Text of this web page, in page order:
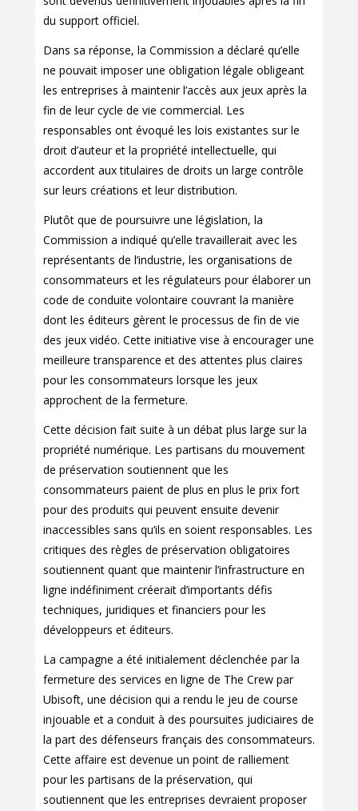
du support officiel.
Dans sa réponse, la Commission a déclaré qu’elle
ne pouvait imposer une obligation légale obligeant
les entreprises à maintenir l’accès aux jeux après la
fin de leur cycle de vie commercial. Les
responsables ont évoqué les lois existantes sur le
droit d’auteur et la propriété intellectuelle, qui
accordent aux titulaires de droits un large contrôle
sur leurs créations et leur distribution.
Plutôt que de poursuivre une législation, la
Commission a indiqué qu’elle travaillerait avec les
représentants de l’industrie, les organisations de
consommateurs et les régulateurs pour élaborer un
code de conduite volontaire couvrant la manière
dont les éditeurs gèrent le processus de fin de vie
des jeux vidéo. Cette initiative vise à encourager une
meilleure transparence et des attentes plus claires
pour les consommateurs lorsque les jeux
approchent de la fermeture.
Cette décision fait suite à un débat plus large sur la
propriété numérique. Les partisans du mouvement
de préservation soutiennent que les
consommateurs paient de plus en plus le prix fort
pour des produits qui peuvent ensuite devenir
inaccessibles sans qu’ils en soient responsables. Les
critiques des règles de préservation obligatoires
soutiennent quant que maintenir l’infrastructure en
ligne indéfiniment créerait d’importants défis
techniques, juridiques et financiers pour les
développeurs et éditeurs.
La campagne a été initialement déclenchée par la
fermeture des services en ligne de The Crew par
Ubisoft, une décision qui a rendu le jeu de course
injouable et a conduit à des poursuites judiciaires de
la part des défenseurs français des consommateurs.
Cette affaire est devenue un point de ralliement
pour les partisans de la préservation, qui
soutiennent que les entreprises devraient proposer